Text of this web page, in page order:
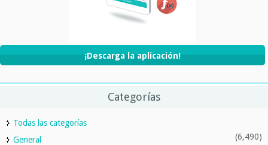
¡Descarga la aplicación!
Categorías
Todas las categorías
General
(6,490)